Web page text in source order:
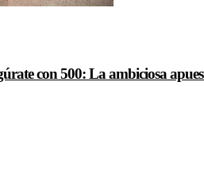
con 500: La ambiciosa